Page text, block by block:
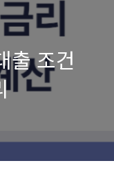
출 조건